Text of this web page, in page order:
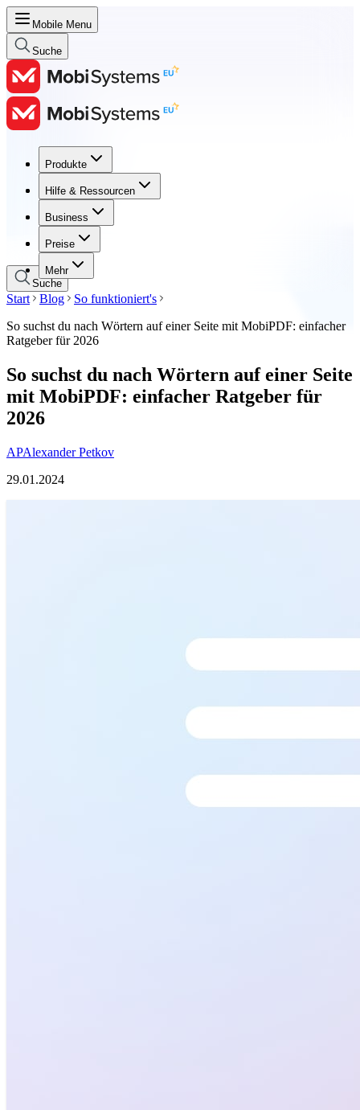
Mobile Menu
Suche
Produkte
Hilfe & Ressourcen
Business
Preise
Mehr
Produkte
Hilfe & Ressourcen
Business
Preise
Suche
Start Blog
So funktioniert's
So suchst du nach Wörtern auf einer Seite mit MobiPDF: einfacher
Ratgeber für 2026
So suchst du nach Wörtern auf einer Seite
mit MobiPDF: einfacher Ratgeber für
2026
APAlexander Petkov
29.01.2024